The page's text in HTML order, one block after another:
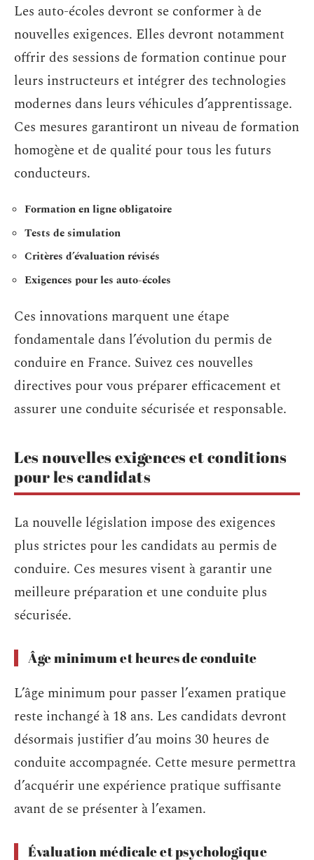
Les auto-écoles devront se conformer à de
nouvelles exigences. Elles devront notamment
offrir des sessions de formation continue pour
leurs instructeurs et intégrer des technologies
modernes dans leurs véhicules d’apprentissage.
Ces mesures garantiront un niveau de formation
homogène et de qualité pour tous les futurs
conducteurs.
Formation en ligne obligatoire
Tests de simulation
Critères d’évaluation révisés
Exigences pour les auto-écoles
Ces innovations marquent une étape
fondamentale dans l’évolution du permis de
conduire en France. Suivez ces nouvelles
directives pour vous préparer efficacement et
assurer une conduite sécurisée et responsable.
Les nouvelles exigences et conditions
pour les candidats
La nouvelle législation impose des exigences
plus strictes pour les candidats au permis de
conduire. Ces mesures visent à garantir une
meilleure préparation et une conduite plus
sécurisée.
Âge minimum et heures de conduite
L’âge minimum pour passer l’examen pratique
reste inchangé à 18 ans. Les candidats devront
désormais justifier d’au moins 30 heures de
conduite accompagnée. Cette mesure permettra
d’acquérir une expérience pratique suffisante
avant de se présenter à l’examen.
Évaluation médicale et psychologique